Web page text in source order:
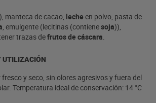
manteca de cacao, leche en polvo, pasta de
, emulgente (lecitinas (contienesoja)),
trazas defrutos de cáscara.
UTILIZACIÓN
y seco, sin olores agresivos y fuera del
Temperatura ideal de conservación: 14 °C